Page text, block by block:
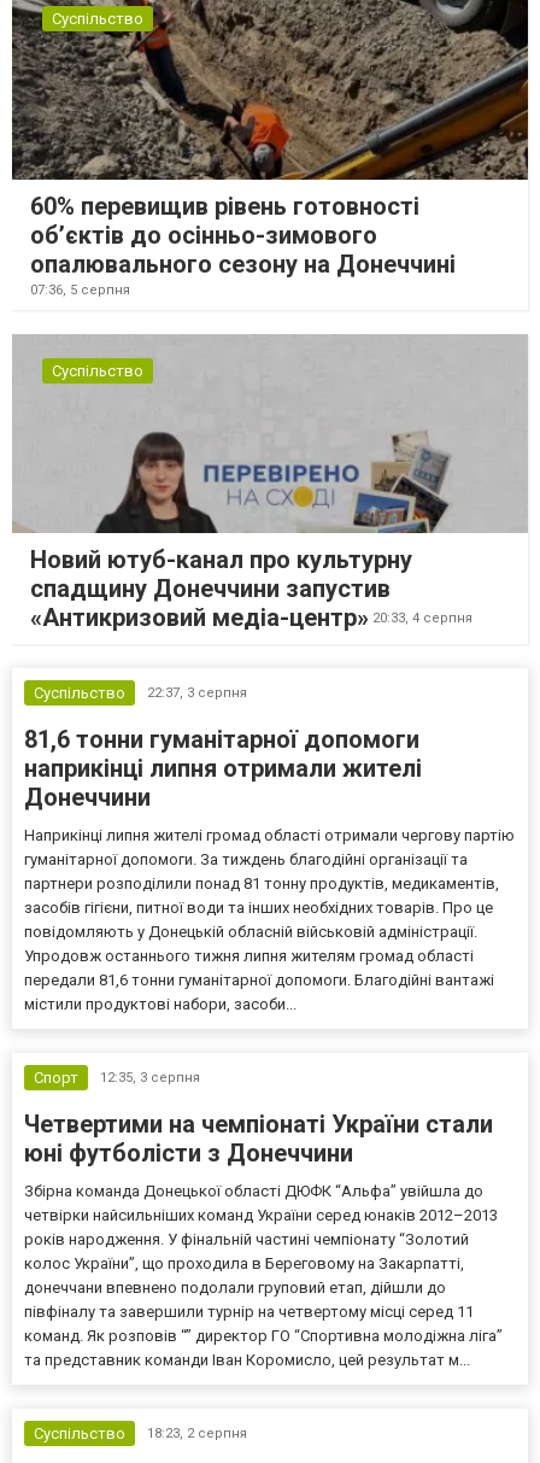
Суспільство
60% перевищив рівень готовності
об’єктів до осінньо-зимового
опалювального сезону на Донеччині
07:36, 5 серпня
Суспільство
Новий ютуб-канал про культурну
спадщину Донеччини запустив
«Антикризовий медіа-центр» 20:33, 4 серпня
Суспільство 22:37, 3 серпня
81,6 тонни гуманітарної допомоги
наприкінці липня отримали жителі
Донеччини
Наприкінці липня жителі громад області отримали чергову партію
гуманітарної допомоги. За тиждень благодійні організації та
партнери розподілили понад 81 тонну продуктів, медикаментів,
засобів гігієни, питної води та інших необхідних товарів. Про це
повідомляють у Донецькій обласній військовій адміністрації.
Упродовж останнього тижня липня жителям громад області
передали 81,6 тонни гуманітарної допомоги. Благодійні вантажі
містили продуктові набори, засоби...
Спорт 12:35, 3 серпня
Четвертими на чемпіонаті України стали
юні футболісти з Донеччини
Збірна команда Донецької області ДЮФК “Альфа” увійшла до
четвірки найсильніших команд України серед юнаків 2012–2013
років народження. У фінальній частині чемпіонату “Золотий
колос України”, що проходила в Береговому на Закарпатті,
донеччани впевнено подолали груповий етап, дійшли до
півфіналу та завершили турнір на четвертому місці серед 11
команд. Як розповів “” директор ГО “Спортивна молодіжна ліга”
та представник команди Іван Коромисло, цей результат м...
Суспільство 18:23, 2 серпня